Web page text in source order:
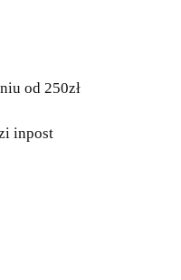
od 250zł
inpost